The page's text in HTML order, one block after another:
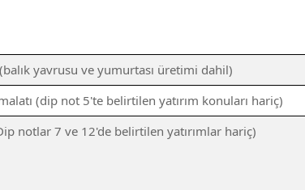
yavrusu ve yumurtası üretimi dahil)
(dip not 5'te belirtilen yatırım konuları hariç)
notlar 7 ve 12'de belirtilen yatırımlar hariç)